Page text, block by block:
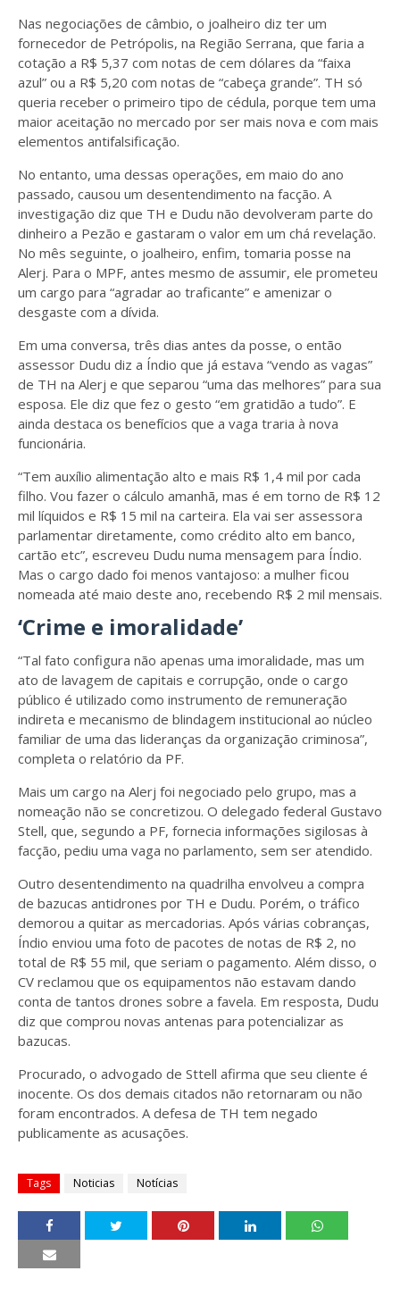
Nas negociações de câmbio, o joalheiro diz ter um
fornecedor de Petrópolis, na Região Serrana, que faria a
cotação a R$ 5,37 com notas de cem dólares da “faixa
azul” ou a R$ 5,20 com notas de “cabeça grande”. TH só
queria receber o primeiro tipo de cédula, porque tem uma
maior aceitação no mercado por ser mais nova e com mais
elementos antifalsificação.
No entanto, uma dessas operações, em maio do ano
passado, causou um desentendimento na facção. A
investigação diz que TH e Dudu não devolveram parte do
dinheiro a Pezão e gastaram o valor em um chá revelação.
No mês seguinte, o joalheiro, enfim, tomaria posse na
Alerj. Para o MPF, antes mesmo de assumir, ele prometeu
um cargo para “agradar ao traficante” e amenizar o
desgaste com a dívida.
Em uma conversa, três dias antes da posse, o então
assessor Dudu diz a Índio que já estava “vendo as vagas”
de TH na Alerj e que separou “uma das melhores” para sua
esposa. Ele diz que fez o gesto “em gratidão a tudo”. E
ainda destaca os benefícios que a vaga traria à nova
funcionária.
“Tem auxílio alimentação alto e mais R$ 1,4 mil por cada
filho. Vou fazer o cálculo amanhã, mas é em torno de R$ 12
mil líquidos e R$ 15 mil na carteira. Ela vai ser assessora
parlamentar diretamente, como crédito alto em banco,
cartão etc”, escreveu Dudu numa mensagem para Índio.
Mas o cargo dado foi menos vantajoso: a mulher ficou
nomeada até maio deste ano, recebendo R$ 2 mil mensais.
‘Crime e imoralidade’
“Tal fato configura não apenas uma imoralidade, mas um
ato de lavagem de capitais e corrupção, onde o cargo
público é utilizado como instrumento de remuneração
indireta e mecanismo de blindagem institucional ao núcleo
familiar de uma das lideranças da organização criminosa”,
completa o relatório da PF.
Mais um cargo na Alerj foi negociado pelo grupo, mas a
nomeação não se concretizou. O delegado federal Gustavo
Stell, que, segundo a PF, fornecia informações sigilosas à
facção, pediu uma vaga no parlamento, sem ser atendido.
Outro desentendimento na quadrilha envolveu a compra
de bazucas antidrones por TH e Dudu. Porém, o tráfico
demorou a quitar as mercadorias. Após várias cobranças,
Índio enviou uma foto de pacotes de notas de R$ 2, no
total de R$ 55 mil, que seriam o pagamento. Além disso, o
CV reclamou que os equipamentos não estavam dando
conta de tantos drones sobre a favela. Em resposta, Dudu
diz que comprou novas antenas para potencializar as
bazucas.
Procurado, o advogado de Sttell afirma que seu cliente é
inocente. Os dos demais citados não retornaram ou não
foram encontrados. A defesa de TH tem negado
publicamente as acusações.
Tags Noticias Notícias